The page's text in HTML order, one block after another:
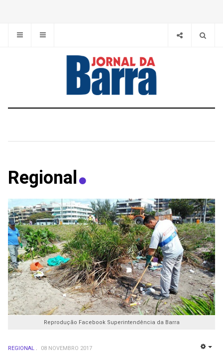
Regional
Reprodução Facebook Superintendência da Barra
REGIONAL 08 NOVEMBRO 2017